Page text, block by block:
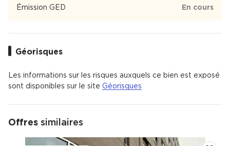
Bordeaux dont 57 % des habitants sont propriétaires.
d'appartements.
Émission GED En cours
Géorisques
Les informations sur les risques auxquels ce bien est exposé
sont disponibles sur le site Géorisques
Offres similaires